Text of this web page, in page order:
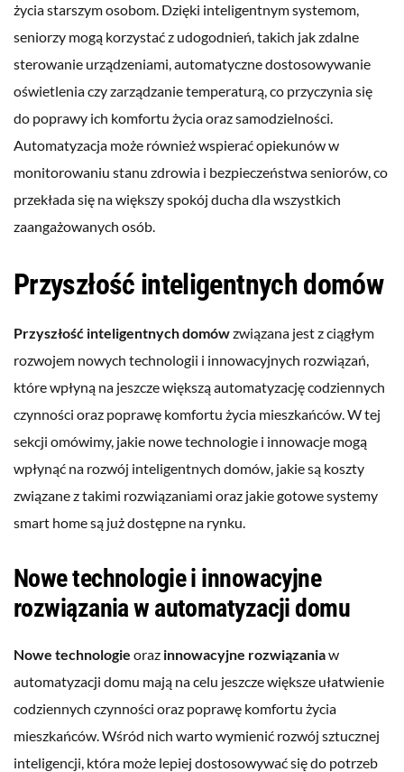
życia starszym osobom. Dzięki inteligentnym systemom,
seniorzy mogą korzystać z udogodnień, takich jak zdalne
sterowanie urządzeniami, automatyczne dostosowywanie
oświetlenia czy zarządzanie temperaturą, co przyczynia się
do poprawy ich komfortu życia oraz samodzielności.
Automatyzacja może również wspierać opiekunów w
monitorowaniu stanu zdrowia i bezpieczeństwa seniorów, co
przekłada się na większy spokój ducha dla wszystkich
zaangażowanych osób.
Przyszłość inteligentnych domów
Przyszłość inteligentnych domówzwiązana jest z ciągłym
rozwojem nowych technologii i innowacyjnych rozwiązań,
które wpłyną na jeszcze większą automatyzację codziennych
czynności oraz poprawę komfortu życia mieszkańców. W tej
sekcji omówimy, jakie nowe technologie i innowacje mogą
wpłynąć na rozwój inteligentnych domów, jakie są koszty
związane z takimi rozwiązaniami oraz jakie gotowe systemy
smart home są już dostępne na rynku.
Nowe technologie i innowacyjne
rozwiązania w automatyzacji domu
Nowe technologie oraz innowacyjne rozwiązaniaw
automatyzacji domu mają na celu jeszcze większe ułatwienie
codziennych czynności oraz poprawę komfortu życia
mieszkańców. Wśród nich warto wymienić rozwój sztucznej
inteligencji, która może lepiej dostosowywać się do potrzeb